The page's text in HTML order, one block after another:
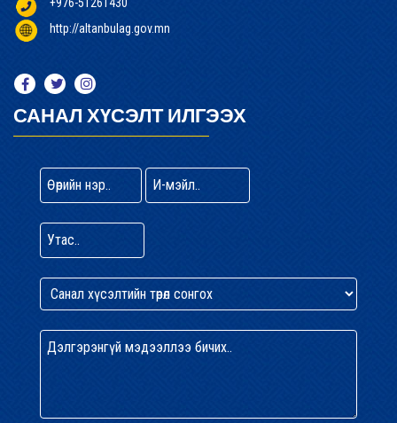
http://altanbulag.gov.mn
САНАЛ ХҮСЭЛТ ИЛГЭЭХ